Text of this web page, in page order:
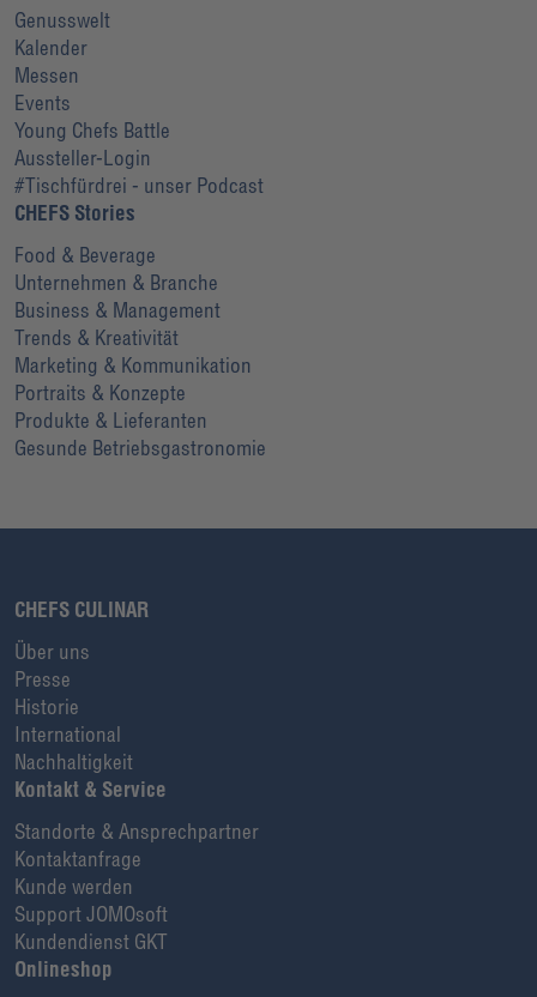
Genusswelt
Kalender
Messen
Events
Young Chefs Battle
Aussteller-Login
#Tischfürdrei - unser Podcast
CHEFS Stories
Food & Beverage
Unternehmen & Branche
Business & Management
Trends & Kreativität
Marketing & Kommunikation
Portraits & Konzepte
Produkte & Lieferanten
Gesunde Betriebsgastronomie
CHEFS CULINAR
Über uns
Presse
Historie
International
Nachhaltigkeit
Kontakt & Service
Standorte & Ansprechpartner
Kontaktanfrage
Kunde werden
Support JOMOsoft
Kundendienst GKT
Onlineshop